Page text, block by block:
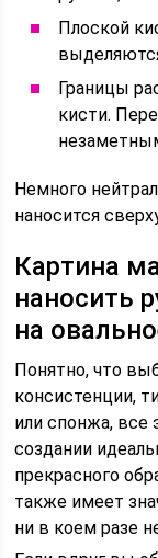
Плоской
Границы
кисти.
Немного
наносится
Картина
наносить
на
Понятно, что
консистенции,
или спонжа, все
создании
прекрасного
также имеет
ни в коем разе